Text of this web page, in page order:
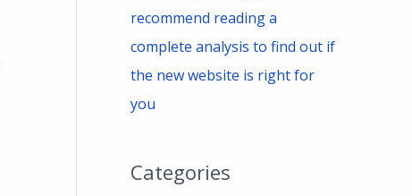
recommend reading a
complete analysis to find out if
the new website is right for
you
Categories